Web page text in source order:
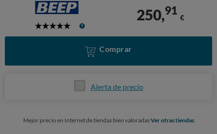
5
250,91
€
Comprar
Alerta de precio
Mejor precio en Internet de tiendas bien valoradasVer otras tiendas